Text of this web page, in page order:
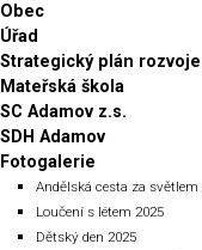
Obec
Úřad
Strategický plán
Mateřská škola
SC Adamov z.s.
SDH Adamov
Fotogalerie
Andělská cesta za světlem
Loučení s létem 2025
Dětský den 2025